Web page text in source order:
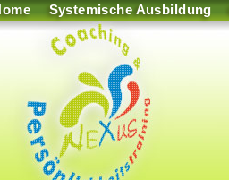
Systemische Ausbildung